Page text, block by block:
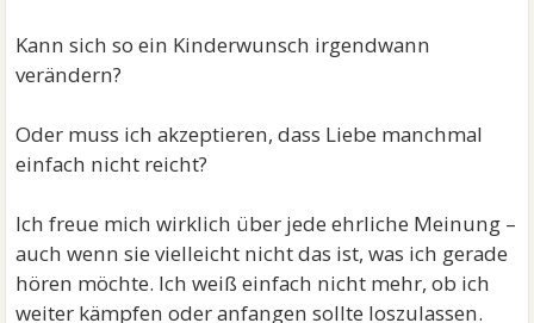
Kann sich so ein Kinderwunsch irgendwann
verändern?
Oder muss ich akzeptieren, dass Liebe manchmal
einfach nicht reicht?
Ich freue mich wirklich über jede ehrliche Meinung –
auch wenn sie vielleicht nicht das ist, was ich gerade
hören möchte. Ich weiß einfach nicht mehr, ob ich
weiter kämpfen oder anfangen sollte loszulassen.